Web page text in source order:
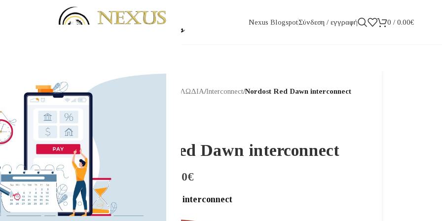
Nexus BlogspotΣύνδεση / εγγραφή 0 / 0.00€
ΚΑΛΩΔΙΑ/Interconnect/Nordost Red Dawn interconnect
Nordost Red Dawn interconnect
479.00 759.00€
Nordost Red Dawn interconnect